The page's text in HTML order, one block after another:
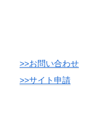
>>お問い合わせ
>>サイト申請